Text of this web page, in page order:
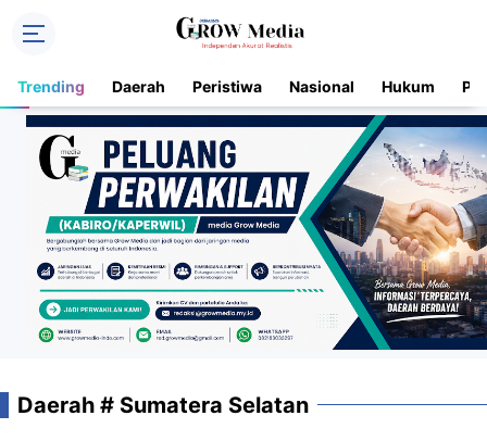
Trending Daerah Peristiwa Nasional Hukum
Daerah # Sumatera Selatan